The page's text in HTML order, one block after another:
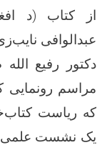
از کتاب (د
عبدالوافی
دکتور رفیع
مراسم
که ریاست
یک نشست علمی